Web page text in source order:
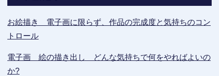
お絵描き 電子画に限らず、作品の完成度と気持ちのコン
トロール
電子画 絵の描き出し どんな気持ちで何をやればよいの
か?